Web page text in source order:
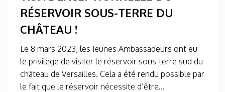
RÉSERVOIR SOUS-TERRE DU
CHÂTEAU !
Le 8 mars 2023, les Jeunes Ambassadeurs ont eu
le privilège de visiter le réservoir sous-terre sud du
château de Versailles. Cela a été rendu possible par
le fait que le réservoir nécessite d’être...